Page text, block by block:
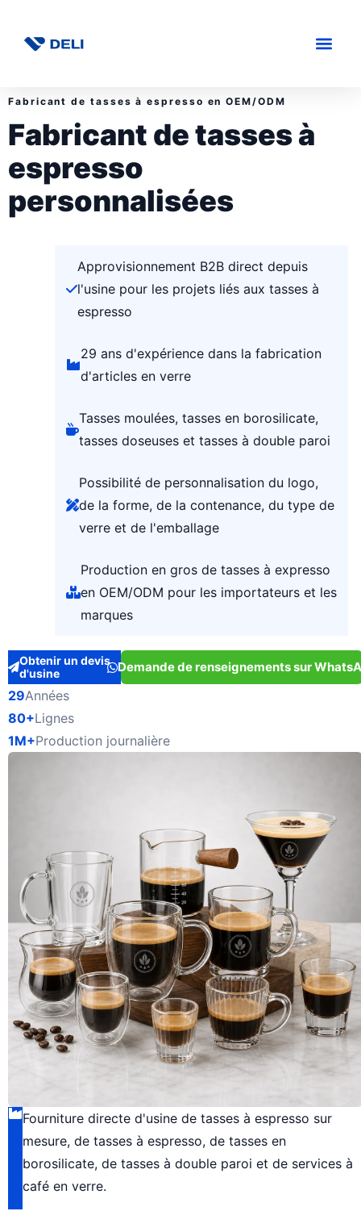
Fabricant de tasses à espresso en OEM/ODM
Fabricant de tasses à
espresso
personnalisées
Approvisionnement B2B direct depuis
l'usine pour les projets liés aux tasses à
espresso
29 ans d'expérience dans la fabrication
d'articles en verre
Tasses moulées, tasses en borosilicate,
tasses doseuses et tasses à double paroi
Possibilité de personnalisation du logo,
de la forme, de la contenance, du type de
verre et de l'emballage
Production en gros de tasses à expresso
en OEM/ODM pour les importateurs et les
marques
Obtenir un devis
d'usine
Demande de renseignements sur
29Années
80+Lignes
1M+Production journalière
Fourniture directe d'usine de tasses à espresso sur
mesure, de tasses à espresso, de tasses en
borosilicate, de tasses à double paroi et de services à
café en verre.